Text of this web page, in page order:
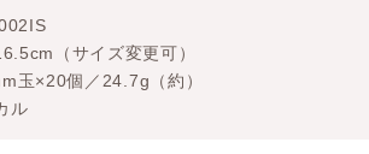
（サイズ変更可）
玉×20個／24.7g（約）
ル